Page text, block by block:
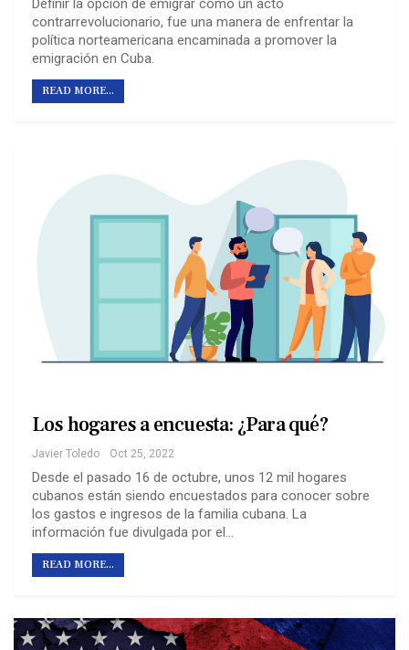
Definir la opción de emigrar como un acto
contrarrevolucionario, fue una manera de enfrentar la
política norteamericana encaminada a promover la
emigración en Cuba.
READ MORE...
Los hogares a encuesta: ¿Para qué?
Javier Toledo Oct 25, 2022
Desde el pasado 16 de octubre, unos 12 mil hogares
cubanos están siendo encuestados para conocer sobre
los gastos e ingresos de la familia cubana. La
información fue divulgada por el…
READ MORE...